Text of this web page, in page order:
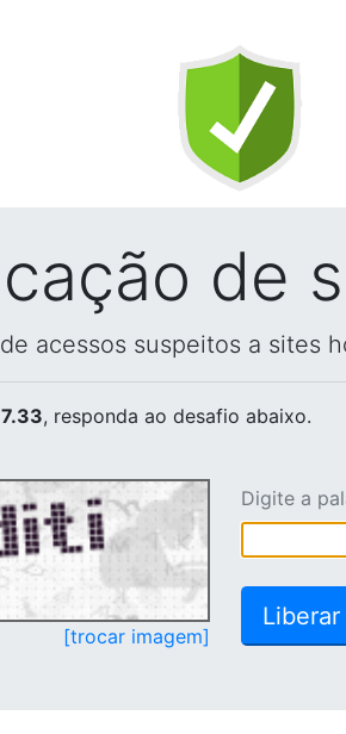
de
acessos suspeitos a sites
, responda ao desafio abaixo.
[trocar imagem]
Digite a